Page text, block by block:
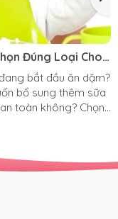
Đúng Loại Cho
bắt đầu ăn dặm?
bổ sung thêm sữa
toàn không? Chọn
khuyên là: chỉ nên
tuổi. Tuy nhiên,